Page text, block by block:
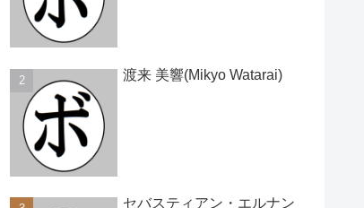
渡来 美響(Mikyo Watarai)
セバスティアン・エルナン